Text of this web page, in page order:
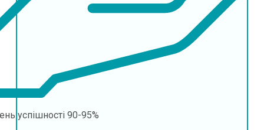
успішності 90-95%